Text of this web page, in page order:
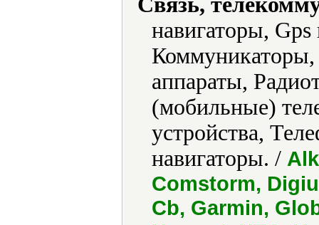
навигаторы,
аппараты,
(мобильные)
устройства,
навигаторы. /
Comstorm,
Cb, Garmin,